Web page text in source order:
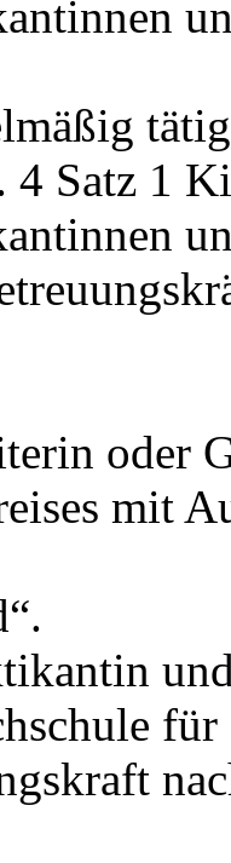
4 Satz 1
oder
mit